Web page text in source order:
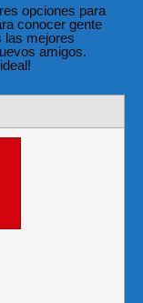
opciones para
conocer gente
las mejores
amigos.